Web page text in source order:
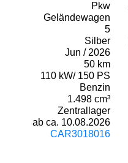
Pkw
Geländewagen
5
Silber
Jun / 2026
50 km
110 kW/ 150 PS
Benzin
1.498 cm³
Zentrallager
ab ca. 10.08.2026
CAR3018016